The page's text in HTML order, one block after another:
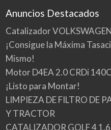
Anuncios Destacados
Catalizador
¡Consigue la Máxima
Mismo!
Motor D4EA 2.0 CRDi
¡Listo para Montar!
LIMPIEZA DE FILTRO DE
Y TRACTOR
CATALIZADOR GOLF 4